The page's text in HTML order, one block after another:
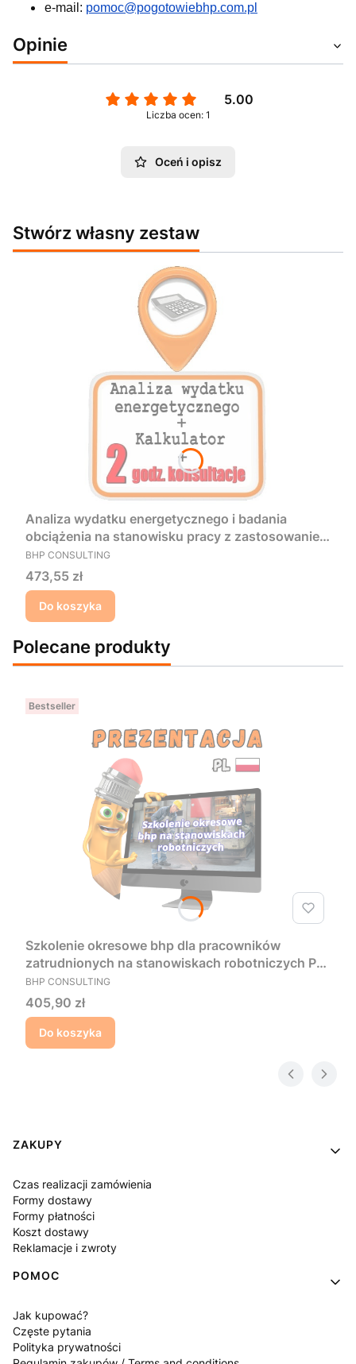
e-mail: pomoc@pogotowiebhp.com.pl
Opinie
5.00
Liczba ocen: 1
Oceń i opisz
Stwórz własny zestaw
Analiza wydatku energetycznego i badania
obciążenia na stanowisku pracy z zastosowaniem
metody G. Lehmanna + 2 godzinne konsultacje
PRODUCENT
BHP CONSULTING
Cena
473,55 zł
Do koszyka
Polecane produkty
Bestseller
Szkolenie okresowe bhp dla pracowników
zatrudnionych na stanowiskach robotniczych PL
- Prezentacja
PRODUCENT
BHP CONSULTING
Cena
405,90 zł
Do koszyka
Linki w stopce
ZAKUPY
Czas realizacji zamówienia
Formy dostawy
Formy płatności
Koszt dostawy
Reklamacje i zwroty
POMOC
Jak kupować?
Częste pytania
Polityka prywatności